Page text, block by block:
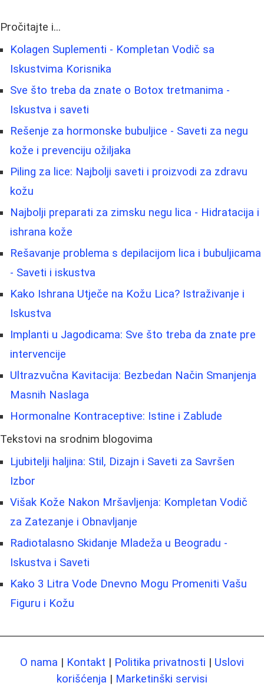
Pročitajte i...
Kolagen Suplementi - Kompletan Vodič sa
Iskustvima Korisnika
Sve što treba da znate o Botox tretmanima -
Iskustva i saveti
Rešenje za hormonske bubuljice - Saveti za negu
kože i prevenciju ožiljaka
Piling za lice: Najbolji saveti i proizvodi za zdravu
kožu
Najbolji preparati za zimsku negu lica - Hidratacija i
ishrana kože
Rešavanje problema s depilacijom lica i bubuljicama
- Saveti i iskustva
Kako Ishrana Utječe na Kožu Lica? Istraživanje i
Iskustva
Implanti u Jagodicama: Sve što treba da znate pre
intervencije
Ultrazvučna Kavitacija: Bezbedan Način Smanjenja
Masnih Naslaga
Hormonalne Kontraceptive: Istine i Zablude
Tekstovi na srodnim blogovima
Ljubitelji haljina: Stil, Dizajn i Saveti za Savršen
Izbor
Višak Kože Nakon Mršavljenja: Kompletan Vodič
za Zatezanje i Obnavljanje
Radiotalasno Skidanje Mladeža u Beogradu -
Iskustva i Saveti
Kako 3 Litra Vode Dnevno Mogu Promeniti Vašu
Figuru i Kožu
O nama | Kontakt | Politika privatnosti | Uslovi
korišćenja | Marketinški servisi